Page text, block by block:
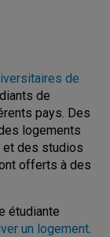
de
de
pays. Des
logements
et des studios
offerts à des
étudiante
un logement.